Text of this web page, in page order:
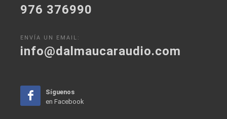
976 376990
ENVÍA UN EMAIL:
info@dalmaucaraudio.com
Síguenos
en Facebook